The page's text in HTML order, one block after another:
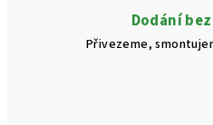
í
r
Dodání
Přivezeme,